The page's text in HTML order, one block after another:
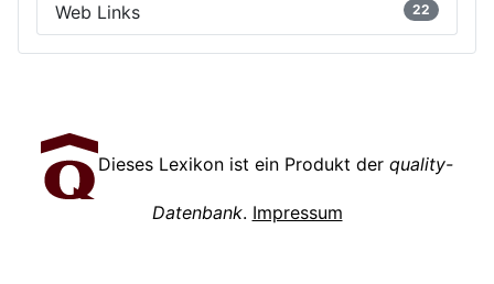
Web Links 22
Dieses Lexikon ist ein Produkt der quality-
Datenbank. Impressum